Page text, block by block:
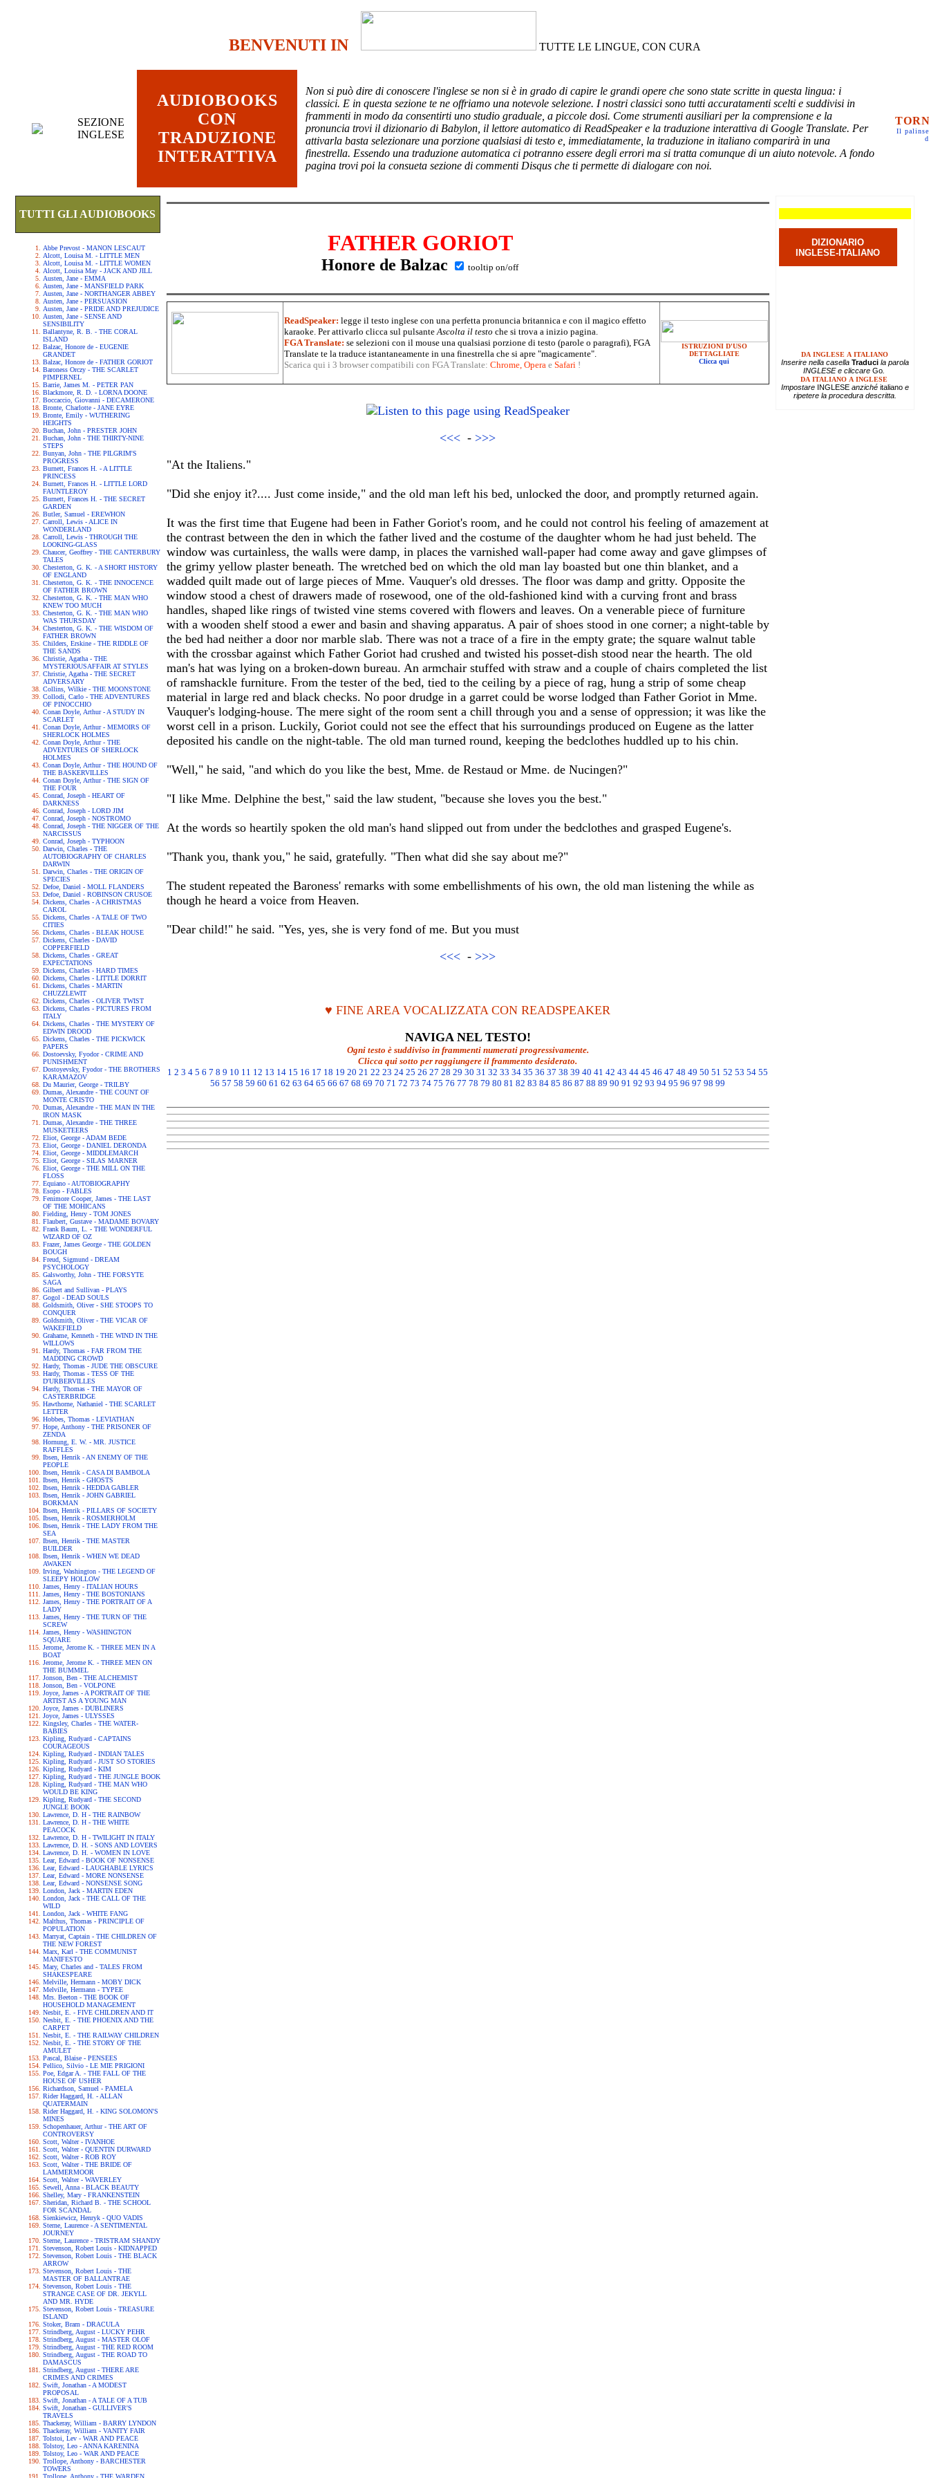
BENVENUTI IN TUTTE LE LINGUE, CON CURA
SEZIONE
INGLESE
AUDIOBOOKS
CON
TRADUZIONE
INTERATTIVA
Non si può dire di conoscere l'inglese se non si è in grado di capire le grandi opere che sono state scritte in questa lingua: i
classici. E in questa sezione te ne offriamo una notevole selezione. I nostri classici sono tutti accuratamenti scelti e suddivisi in
frammenti in modo da consentirti uno studio graduale, a piccole dosi. Come strumenti ausiliari per la comprensione e la
pronuncia trovi il dizionario di Babylon, il lettore automatico di ReadSpeaker e la traduzione interattiva di Google Translate. Per
attivarla basta selezionare una porzione qualsiasi di testo e, immediatamente, la traduzione in italiano comparirà in una
finestrella. Essendo una traduzione automatica ci potranno essere degli errori ma si tratta comunque di un aiuto notevole. A fondo
pagina trovi poi la consueta sezione di commenti Disqus che ti permette di dialogare con noi.
Il
TUTTI GLI AUDIOBOOKS
Abbe Prevost - MANON LESCAUT
Alcott, Louisa M. - LITTLE MEN
Alcott, Louisa M. - LITTLE WOMEN
Alcott, Louisa May - JACK AND JILL
Austen, Jane - EMMA
Austen, Jane - MANSFIELD PARK
Austen, Jane - NORTHANGER ABBEY
Austen, Jane - PERSUASION
Austen, Jane - PRIDE AND PREJUDICE
Austen, Jane - SENSE AND
SENSIBILITY
Ballantyne, R. B. - THE CORAL
ISLAND
Balzac, Honore de - EUGENIE
GRANDET
Balzac, Honore de - FATHER GORIOT
Baroness Orczy - THE SCARLET
PIMPERNEL
Barrie, James M. - PETER PAN
Blackmore, R. D. - LORNA DOONE
Boccaccio, Giovanni - DECAMERONE
Bronte, Charlotte - JANE EYRE
Bronte, Emily - WUTHERING
HEIGHTS
Buchan, John - PRESTER JOHN
Buchan, John - THE THIRTY-NINE
STEPS
Bunyan, John - THE PILGRIM'S
PROGRESS
Burnett, Frances H. - A LITTLE
PRINCESS
Burnett, Frances H. - LITTLE LORD
FAUNTLEROY
Burnett, Frances H. - THE SECRET
GARDEN
Butler, Samuel - EREWHON
Carroll, Lewis - ALICE IN
WONDERLAND
Carroll, Lewis - THROUGH THE
LOOKING-GLASS
Chaucer, Geoffrey - THE CANTERBURY
TALES
Chesterton, G. K. - A SHORT HISTORY
OF ENGLAND
Chesterton, G. K. - THE INNOCENCE
OF FATHER BROWN
Chesterton, G. K. - THE MAN WHO
KNEW TOO MUCH
Chesterton, G. K. - THE MAN WHO
WAS THURSDAY
Chesterton, G. K. - THE WISDOM OF
FATHER BROWN
Childers, Erskine - THE RIDDLE OF
THE SANDS
Christie, Agatha - THE
MYSTERIOUSAFFAIR AT STYLES
Christie, Agatha - THE SECRET
ADVERSARY
Collins, Wilkie - THE MOONSTONE
Collodi, Carlo - THE ADVENTURES
OF PINOCCHIO
Conan Doyle, Arthur - A STUDY IN
SCARLET
Conan Doyle, Arthur - MEMOIRS OF
SHERLOCK HOLMES
Conan Doyle, Arthur - THE
ADVENTURES OF SHERLOCK
HOLMES
Conan Doyle, Arthur - THE HOUND OF
THE BASKERVILLES
Conan Doyle, Arthur - THE SIGN OF
THE FOUR
Conrad, Joseph - HEART OF
DARKNESS
Conrad, Joseph - LORD JIM
Conrad, Joseph - NOSTROMO
Conrad, Joseph - THE NIGGER OF THE
NARCISSUS
Conrad, Joseph - TYPHOON
Darwin, Charles - THE
AUTOBIOGRAPHY OF CHARLES
DARWIN
Darwin, Charles - THE ORIGIN OF
SPECIES
Defoe, Daniel - MOLL FLANDERS
Defoe, Daniel - ROBINSON CRUSOE
Dickens, Charles - A CHRISTMAS
CAROL
Dickens, Charles - A TALE OF TWO
CITIES
Dickens, Charles - BLEAK HOUSE
Dickens, Charles - DAVID
COPPERFIELD
Dickens, Charles - GREAT
EXPECTATIONS
Dickens, Charles - HARD TIMES
Dickens, Charles - LITTLE DORRIT
Dickens, Charles - MARTIN
CHUZZLEWIT
Dickens, Charles - OLIVER TWIST
Dickens, Charles - PICTURES FROM
ITALY
Dickens, Charles - THE MYSTERY OF
EDWIN DROOD
Dickens, Charles - THE PICKWICK
PAPERS
Dostoevsky, Fyodor - CRIME AND
PUNISHMENT
Dostoyevsky, Fyodor - THE BROTHERS
KARAMAZOV
Du Maurier, George - TRILBY
Dumas, Alexandre - THE COUNT OF
MONTE CRISTO
Dumas, Alexandre - THE MAN IN THE
IRON MASK
Dumas, Alexandre - THE THREE
MUSKETEERS
Eliot, George - ADAM BEDE
Eliot, George - DANIEL DERONDA
Eliot, George - MIDDLEMARCH
Eliot, George - SILAS MARNER
Eliot, George - THE MILL ON THE
FLOSS
Equiano - AUTOBIOGRAPHY
Esopo - FABLES
Fenimore Cooper, James - THE LAST
OF THE MOHICANS
Fielding, Henry - TOM JONES
Flaubert, Gustave - MADAME BOVARY
Frank Baum, L. - THE WONDERFUL
WIZARD OF OZ
Frazer, James George - THE GOLDEN
BOUGH
Freud, Sigmund - DREAM
PSYCHOLOGY
Galsworthy, John - THE FORSYTE
SAGA
Gilbert and Sullivan - PLAYS
Gogol - DEAD SOULS
Goldsmith, Oliver - SHE STOOPS TO
CONQUER
Goldsmith, Oliver - THE VICAR OF
WAKEFIELD
Grahame, Kenneth - THE WIND IN THE
WILLOWS
Hardy, Thomas - FAR FROM THE
MADDING CROWD
Hardy, Thomas - JUDE THE OBSCURE
Hardy, Thomas - TESS OF THE
D'URBERVILLES
Hardy, Thomas - THE MAYOR OF
CASTERBRIDGE
Hawthorne, Nathaniel - THE SCARLET
LETTER
Hobbes, Thomas - LEVIATHAN
Hope, Anthony - THE PRISONER OF
ZENDA
Hornung, E. W. - MR. JUSTICE
RAFFLES
Ibsen, Henrik - AN ENEMY OF THE
PEOPLE
Ibsen, Henrik - CASA DI BAMBOLA
Ibsen, Henrik - GHOSTS
Ibsen, Henrik - HEDDA GABLER
Ibsen, Henrik - JOHN GABRIEL
BORKMAN
Ibsen, Henrik - PILLARS OF SOCIETY
Ibsen, Henrik - ROSMERHOLM
Ibsen, Henrik - THE LADY FROM THE
SEA
Ibsen, Henrik - THE MASTER
BUILDER
Ibsen, Henrik - WHEN WE DEAD
AWAKEN
Irving, Washington - THE LEGEND OF
SLEEPY HOLLOW
James, Henry - ITALIAN HOURS
James, Henry - THE BOSTONIANS
James, Henry - THE PORTRAIT OF A
LADY
James, Henry - THE TURN OF THE
SCREW
James, Henry - WASHINGTON
SQUARE
Jerome, Jerome K. - THREE MEN IN A
BOAT
Jerome, Jerome K. - THREE MEN ON
THE BUMMEL
Jonson, Ben - THE ALCHEMIST
Jonson, Ben - VOLPONE
Joyce, James - A PORTRAIT OF THE
ARTIST AS A YOUNG MAN
Joyce, James - DUBLINERS
Joyce, James - ULYSSES
Kingsley, Charles - THE WATER-
BABIES
Kipling, Rudyard - CAPTAINS
COURAGEOUS
Kipling, Rudyard - INDIAN TALES
Kipling, Rudyard - JUST SO STORIES
Kipling, Rudyard - KIM
Kipling, Rudyard - THE JUNGLE BOOK
Kipling, Rudyard - THE MAN WHO
WOULD BE KING
Kipling, Rudyard - THE SECOND
JUNGLE BOOK
Lawrence, D. H - THE RAINBOW
Lawrence, D. H - THE WHITE
PEACOCK
Lawrence, D. H - TWILIGHT IN ITALY
Lawrence, D. H. - SONS AND LOVERS
Lawrence, D. H. - WOMEN IN LOVE
Lear, Edward - BOOK OF NONSENSE
Lear, Edward - LAUGHABLE LYRICS
Lear, Edward - MORE NONSENSE
Lear, Edward - NONSENSE SONG
London, Jack - MARTIN EDEN
London, Jack - THE CALL OF THE
WILD
London, Jack - WHITE FANG
Malthus, Thomas - PRINCIPLE OF
POPULATION
Marryat, Captain - THE CHILDREN OF
THE NEW FOREST
Marx, Karl - THE COMMUNIST
MANIFESTO
Mary, Charles and - TALES FROM
SHAKESPEARE
Melville, Hermann - MOBY DICK
Melville, Hermann - TYPEE
Mrs. Beeton - THE BOOK OF
HOUSEHOLD MANAGEMENT
Nesbit, E. - FIVE CHILDREN AND IT
Nesbit, E. - THE PHOENIX AND THE
CARPET
Nesbit, E. - THE RAILWAY CHILDREN
Nesbit, E. - THE STORY OF THE
AMULET
Pascal, Blaise - PENSEES
Pellico, Silvio - LE MIE PRIGIONI
Poe, Edgar A. - THE FALL OF THE
HOUSE OF USHER
Richardson, Samuel - PAMELA
Rider Haggard, H. - ALLAN
QUATERMAIN
Rider Haggard, H. - KING SOLOMON'S
MINES
Schopenhauer, Arthur - THE ART OF
CONTROVERSY
Scott, Walter - IVANHOE
Scott, Walter - QUENTIN DURWARD
Scott, Walter - ROB ROY
Scott, Walter - THE BRIDE OF
LAMMERMOOR
Scott, Walter - WAVERLEY
Sewell, Anna - BLACK BEAUTY
Shelley, Mary - FRANKENSTEIN
Sheridan, Richard B. - THE SCHOOL
FOR SCANDAL
Sienkiewicz, Henryk - QUO VADIS
Sterne, Laurence - A SENTIMENTAL
JOURNEY
Sterne, Laurence - TRISTRAM SHANDY
Stevenson, Robert Louis - KIDNAPPED
Stevenson, Robert Louis - THE BLACK
ARROW
Stevenson, Robert Louis - THE
MASTER OF BALLANTRAE
Stevenson, Robert Louis - THE
STRANGE CASE OF DR. JEKYLL
AND MR. HYDE
Stevenson, Robert Louis - TREASURE
ISLAND
Stoker, Bram - DRACULA
Strindberg, August - LUCKY PEHR
Strindberg, August - MASTER OLOF
Strindberg, August - THE RED ROOM
Strindberg, August - THE ROAD TO
DAMASCUS
Strindberg, August - THERE ARE
CRIMES AND CRIMES
Swift, Jonathan - A MODEST
PROPOSAL
Swift, Jonathan - A TALE OF A TUB
Swift, Jonathan - GULLIVER'S
TRAVELS
Thackeray, William - BARRY LYNDON
Thackeray, William - VANITY FAIR
Tolstoi, Lev - WAR AND PEACE
Tolstoy, Leo - ANNA KARENINA
Tolstoy, Leo - WAR AND PEACE
Trollope, Anthony - BARCHESTER
TOWERS
Trollope, Anthony - THE WARDEN
FATHER GORIOT
Honore de Balzac tooltip on/off
ReadSpeaker: legge il testo inglese con una perfetta pronuncia britannica e con il magico effetto
karaoke. Per attivarlo clicca sul pulsanteAscolta il testo che si trova a inizio pagina.
FGA Translate: se selezioni con il mouse una qualsiasi porzione di testo (parole o paragrafi), FGA
Translate te la traduce istantaneamente in una finestrella che si apre "magicamente".
Scarica qui i 3 browser compatibili con FGA Translate: Chrome, Operae Safari !
ISTRUZIONI D'USO
DETTAGLIATE
Clicca qui
<<< - >>>
"At the Italiens."
"Did she enjoy it?.... Just come inside," and the old man left his bed, unlocked the door, and promptly returned again.
It was the first time that Eugene had been in Father Goriot's room, and he could not control his feeling of amazement at
the contrast between the den in which the father lived and the costume of the daughter whom he had just beheld. The
window was curtainless, the walls were damp, in places the varnished wall-paper had come away and gave glimpses of
the grimy yellow plaster beneath. The wretched bed on which the old man lay boasted but one thin blanket, and a
wadded quilt made out of large pieces of Mme. Vauquer's old dresses. The floor was damp and gritty. Opposite the
window stood a chest of drawers made of rosewood, one of the old-fashioned kind with a curving front and brass
handles, shaped like rings of twisted vine stems covered with flowers and leaves. On a venerable piece of furniture
with a wooden shelf stood a ewer and basin and shaving apparatus. A pair of shoes stood in one corner; a night-table by
the bed had neither a door nor marble slab. There was not a trace of a fire in the empty grate; the square walnut table
with the crossbar against which Father Goriot had crushed and twisted his posset-dish stood near the hearth. The old
man's hat was lying on a broken-down bureau. An armchair stuffed with straw and a couple of chairs completed the list
of ramshackle furniture. From the tester of the bed, tied to the ceiling by a piece of rag, hung a strip of some cheap
material in large red and black checks. No poor drudge in a garret could be worse lodged than Father Goriot in Mme.
Vauquer's lodging-house. The mere sight of the room sent a chill through you and a sense of oppression; it was like the
worst cell in a prison. Luckily, Goriot could not see the effect that his surroundings produced on Eugene as the latter
deposited his candle on the night-table. The old man turned round, keeping the bedclothes huddled up to his chin.
"Well," he said, "and which do you like the best, Mme. de Restaud or Mme. de Nucingen?"
"I like Mme. Delphine the best," said the law student, "because she loves you the best."
At the words so heartily spoken the old man's hand slipped out from under the bedclothes and grasped Eugene's.
"Thank you, thank you," he said, gratefully. "Then what did she say about me?"
The student repeated the Baroness' remarks with some embellishments of his own, the old man listening the while as
though he heard a voice from Heaven.
"Dear child!" he said. "Yes, yes, she is very fond of me. But you must
<<< - >>>
♥ FINE AREA VOCALIZZATA CON READSPEAKER
NAVIGA NEL TESTO!
Ogni testo è suddiviso in frammenti numerati progressivamente.
Clicca qui sotto per raggiungere il frammento desiderato.
1 2 3 4 5 6 7 8 9 10 11 12 13 14 15 16 17 18 19 20 21 22 23 24 25 26 27 28 29 30 31 32 33 34 35 36 37 38 39 40 41 42 43 44 45 46 47 48 49 50 51 52 53 54 55
56 57 58 59 60 61 62 63 64 65 66 67 68 69 70 71 72 73 74 75 76 77 78 79 80 81 82 83 84 85 86 87 88 89 90 91 92 93 94 95 96 97 98 99
DIZIONARIO
INGLESE-ITALIANO
DA INGLESE A ITALIANO
Inserire nella casella Traducila parola
INGLESE e cliccare Go.
DA ITALIANO A INGLESE
Impostare INGLESEanziché italianoe
ripetere la procedura descritta.